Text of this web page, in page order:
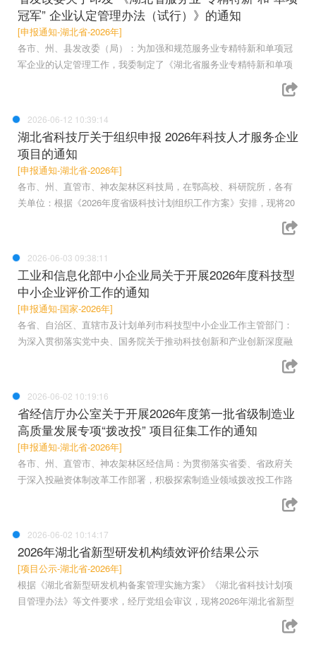
冠军” 企业认定管理办法（试行）》的通知
[申报通知-湖北省-2026年]
各市、州、县发改委（局）：为加强和规范服务业专精特新和单项冠
军企业的认定管理工作，我委制定了《湖北省服务业专精特新和单项
2026-06-12 10:39:14
湖北省科技厅关于组织申报 2026年科技人才服务企业
项目的通知
[申报通知-湖北省-2026年]
各市、州、直管市、神农架林区科技局，在鄂高校、科研院所，各有
关单位：根据《2026年度省级科技计划组织工作方案》安排，现将20
2026-06-03 09:38:11
工业和信息化部中小企业局关于开展2026年度科技型
中小企业评价工作的通知
[申报通知-国家-2026年]
各省、自治区、直辖市及计划单列市科技型中小企业工作主管部门：
为深入贯彻落实党中央、国务院关于推动科技创新和产业创新深度融
2026-06-02 10:19:16
省经信厅办公室关于开展2026年度第一批省级制造业
高质量发展专项“拨改投” 项目征集工作的通知
[申报通知-湖北省-2026年]
各市、州、直管市、神农架林区经信局：为贯彻落实省委、省政府关
于深入投融资体制改革工作部署，积极探索制造业领域拨改投工作路
2026-06-02 10:14:17
2026年湖北省新型研发机构绩效评价结果公示
[项目公示-湖北省-2026年]
根据《湖北省新型研发机构备案管理实施方案》《湖北省科技计划项
目管理办法》等文件要求，经厅党组会审议，现将2026年湖北省新型